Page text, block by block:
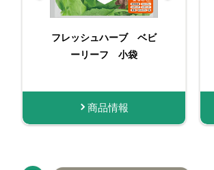
フレッシュハーブ ベビ
ーリーフ 小袋
商品情報
袋入りマジックソルト
オリジナル
購入する